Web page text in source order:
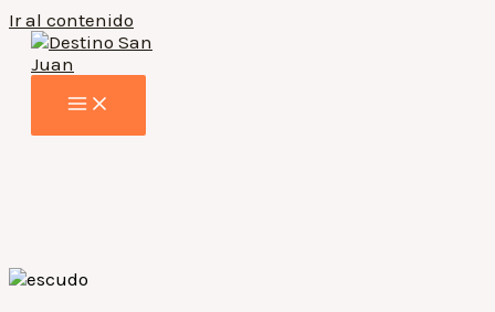
Ir al contenido